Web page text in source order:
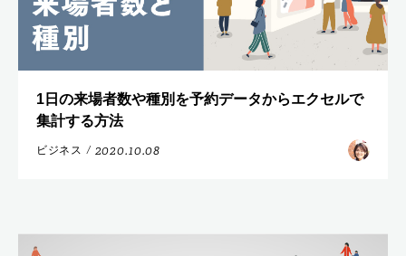
1日の来場者数や種別を予約データからエクセルで
集計する方法
ビジネス / 2020.10.08